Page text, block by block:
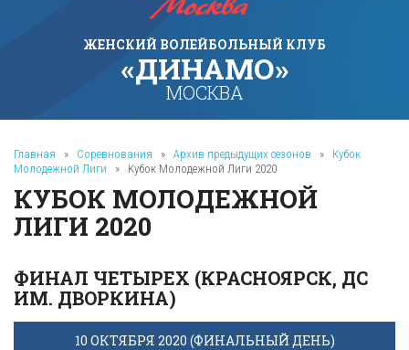
ЖЕНСКИЙ ВОЛЕЙБОЛЬНЫЙ КЛУБ
«ДИНАМО»
МОСКВА
Главная » Соревнования » Архив предыдущих сезонов »
Кубок
Молодежной Лиги
» Кубок Молодежной Лиги 2020
КУБОК МОЛОДЕЖНОЙ
ЛИГИ 2020
ФИНАЛ ЧЕТЫРЕХ (КРАСНОЯРСК, ДС
ИМ. ДВОРКИНА)
10 ОКТЯБРЯ 2020 (ФИНАЛЬНЫЙ ДЕНЬ)